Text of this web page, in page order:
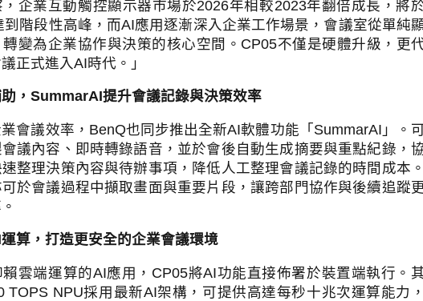
企業互動觸控顯示器市場於2026年相較2023年翻倍成長，將
到階段性高峰，而AI應用逐漸深入企業工作場景，會議室從單純
變為企業協作與決策的核心空間。 CP05不僅是硬體升級，更
正式進入AI時代。」
， SummarAI提升會議記錄與決策效率
會議效率， BenQ也同步推出全新AI軟體功能「SummarAI 」。
議內容、即時轉錄語音，並於會後自動生成摘要與重點紀錄，
整理決策內容與待辦事項，降低人工整理會議記錄的時間成本。
於會議過程中擷取畫面與重要片段，讓跨部門協作與後續追蹤
運算 ，打造更安全的企業會議環境
雲端運算的AI應用， CP05將AI功能直接佈署於裝置端執行。
TOPS NPU採用最新AI架構，可提供高達每秒十兆次運算能力，